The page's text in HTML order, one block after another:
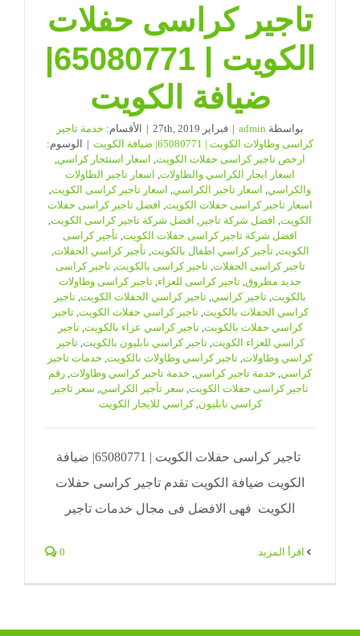
تاجير كراسى حفلات
الكويت | 65080771|
ضيافة الكويت
بواسطة admin
| فبراير 27th, 2019 | الأقسام: خدمة تاجير
كراسى وطاولات الكويت | 65080771| ضيافة الكويت
| الوسوم:
ارخص تاجير كراسى حفلات الكويت اسعار استئجار كراسي
اسعار ايجار الكراسي والطاولات اسعار تاجير الطاولات
والكراسي اسعار تاجير الكراسي اسعار تاجير كراسى الكويت
اسعار تاجير كراسى حفلات الكويت افضل تاجير كراسى حفلات
الكويت افضل شركة تاجير افضل شركة تاجير كراسى الكويت
افضل شركة تاجير كراسى حفلات الكويت تأجير كراسى
الكويت ,تأجير كراسي اطفال بالكويت ,تأجير كراسي الحفلات
تاجير كراسى الحفلات ,تاجير كراسى بالكويت ,تاجير كراسى
حديد مطروق تاجير كراسى للعزاء تاجير كراسى وطاولات
بالكويت تاجير كراسي تاجير كراسي الحفلات الكويت تاجير
كراسي الحفلات بالكويت ,تاجير كراسي حفلات الكويت ,تاجير
كراسي حفلات بالكويت ,تاجير كراسي عزاء بالكويت ,تاجير
كراسي للعزاء الكويت ,تاجير كراسي نابليون بالكويت ,تاجير
كراسي وطاولات تاجير كراسي وطاولات بالكويت خدمات تاجير
كراسي خدمة تاجير كراسي خدمة تاجير كراسي وطاولات رقم
تاجير كراسى حفلات الكويت سعر تأجير الكراسي سعر تاجير
كراسي نابليون ,كراسي للايجار الكويت
تاجير كراسى حفلات الكويت | 65080771| ضيافة
الكويت ضيافة الكويت تقدم تاجير كراسى حفلات
الكويت فهى الافضل فى مجال خدمات تاجير
0